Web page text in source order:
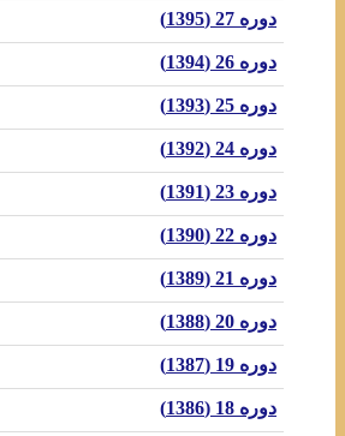
دوره 27 (1395)
دوره 26 (1394)
دوره 25 (1393)
دوره 24 (1392)
دوره 23 (1391)
دوره 22 (1390)
دوره 21 (1389)
دوره 20 (1388)
دوره 19 (1387)
دوره 18 (1386)